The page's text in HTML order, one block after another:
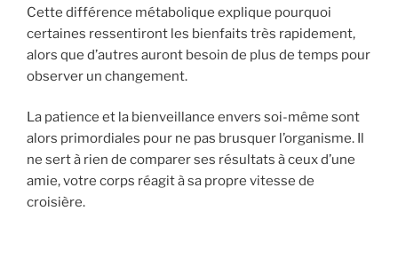
Cette différence métabolique explique pourquoi
certaines ressentiront les bienfaits très rapidement,
alors que d’autres auront besoin de plus de temps pour
observer un changement.
La patience et la bienveillance envers soi-même sont
alors primordiales pour ne pas brusquer l’organisme. Il
ne sert à rien de comparer ses résultats à ceux d’une
amie, votre corps réagit à sa propre vitesse de
croisière.